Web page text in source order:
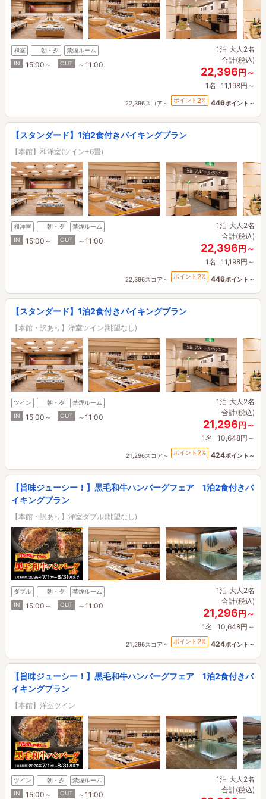
和室 朝・夕
禁煙ルーム
IN
15:00～ OUT ～11:00
1泊 大人2名
合計(税込)
22,396円～
1名 11,198円～
22,396スコア～ ポイント 2% 446ポイント～
【スタンダード】1泊2食付きバイキングプラン
【本館】和洋室(ツイン+6畳)
和洋室 朝・夕
禁煙ルーム
IN
15:00～ OUT ～11:00
1泊 大人2名
合計(税込)
22,396円～
1名 11,198円～
22,396スコア～ ポイント 2% 446ポイント～
【スタンダード】1泊2食付きバイキングプラン
【本館・訳あり】洋室ツイン(眺望なし)
ツイン 朝・夕
禁煙ルーム
IN
15:00～ OUT ～11:00
1泊 大人2名
合計(税込)
21,296円～
1名 10,648円～
21,296スコア～ ポイント 2% 424ポイント～
【旨味ジューシー！】黒毛和牛ハンバーグフェア 1泊2食付きバ
イキングプラン
【本館・訳あり】洋室ダブル(眺望なし)
ダブル 朝・夕
禁煙ルーム
IN
15:00～ OUT ～11:00
1泊 大人2名
合計(税込)
21,296円～
1名 10,648円～
21,296スコア～ ポイント 2% 424ポイント～
【旨味ジューシー！】黒毛和牛ハンバーグフェア 1泊2食付きバ
イキングプラン
【本館】洋室ツイン
ツイン 朝・夕
禁煙ルーム
IN
15:00～ OUT ～11:00
1泊 大人2名
合計(税込)